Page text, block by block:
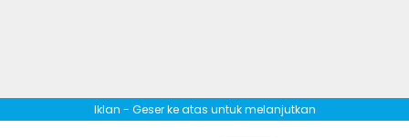
Iklan - Geser ke atas untuk melanjutkan